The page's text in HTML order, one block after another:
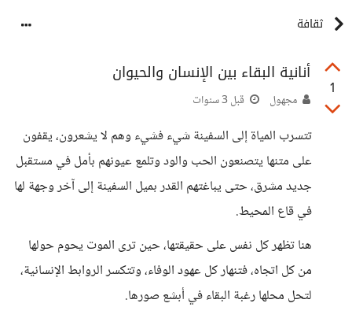
ثقافة
1
أنانية البقاء بين الإنسان والحيوان
مجهول قبل 3 سنوات
تتسرب المياة إلى السفينة شيء فشيء وهم لا يشعرون، يقفون
على متنها يتصنعون الحب والود وتلمع عيونهم بأمل في مستقبل
جديد مشرق، حتى يباغتهم القدر بميل السفينة إلى آخر وجهة لها
في قاع المحيط.
هنا تظهر كل نفس على حقيقتها، حين ترى الموت يحوم حولها
من كل اتجاه، فتنهار كل عهود الوفاء، وتتكسر الروابط الإنسانية،
لتحل محلها رغبة البقاء في أبشع صورها.